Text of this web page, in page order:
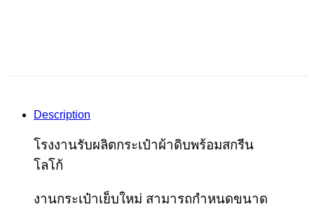
Description
โรงงานรับผลิตกระเป๋าผ้าดิบพร้อมสกรีน
โลโก้
งานกระเป๋าเย็บใหม่ สามารถกำหนดขนาด